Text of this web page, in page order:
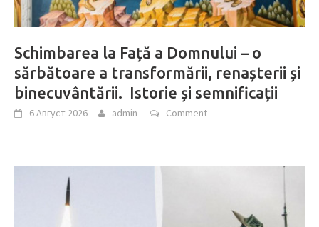
Schimbarea la Față a Domnului – o
sărbătoare a transformării, renașterii și
binecuvântării. Istorie și semnificații
6 Август 2026 admin Comment